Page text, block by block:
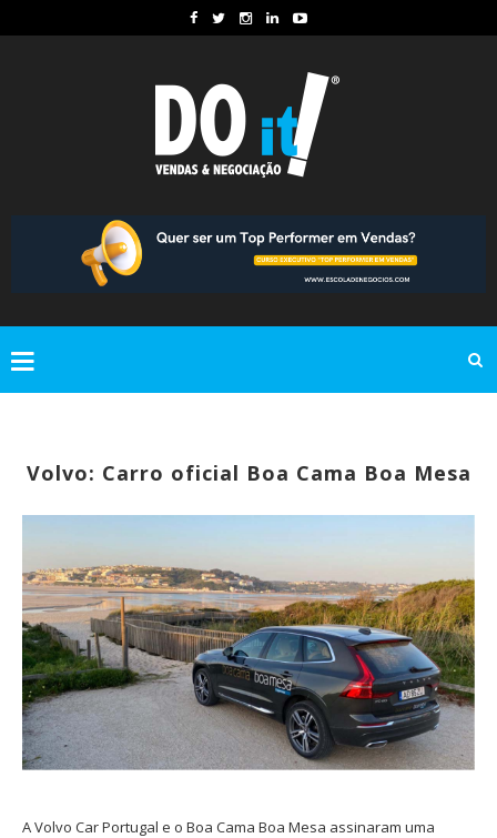
Volvo: Carro oficial Boa Cama Boa Mesa
A Volvo Car Portugal e o Boa Cama Boa Mesa assinaram uma